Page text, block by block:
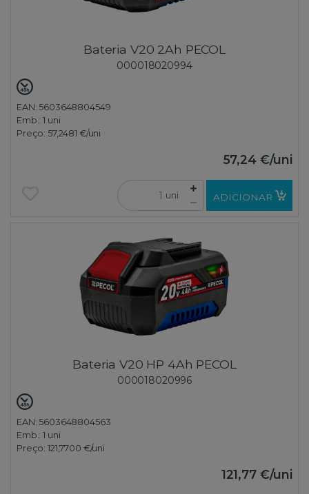
Bateria V20 2Ah PECOL
000018020994
EAN: 5603648804549
Emb.:1 uni
Preço: 57,2481 €/uni
57,24 €/uni
uni ADICIONAR
Bateria V20 HP 4Ah PECOL
000018020996
EAN: 5603648804563
Emb.:1 uni
Preço: 121,7700 €/uni
121,77 €/uni